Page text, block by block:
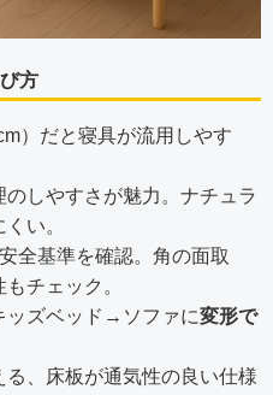
方
）だと寝具が流用しやす
しやすさが魅力。ナチュラ
い。
全基準を確認。角の面取
チェック。
ズベッド→ソファに変形で
る、床板が通気性の良い仕様